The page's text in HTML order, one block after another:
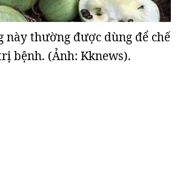
này thường được dùng để chế
bệnh. (Ảnh: Kknews).